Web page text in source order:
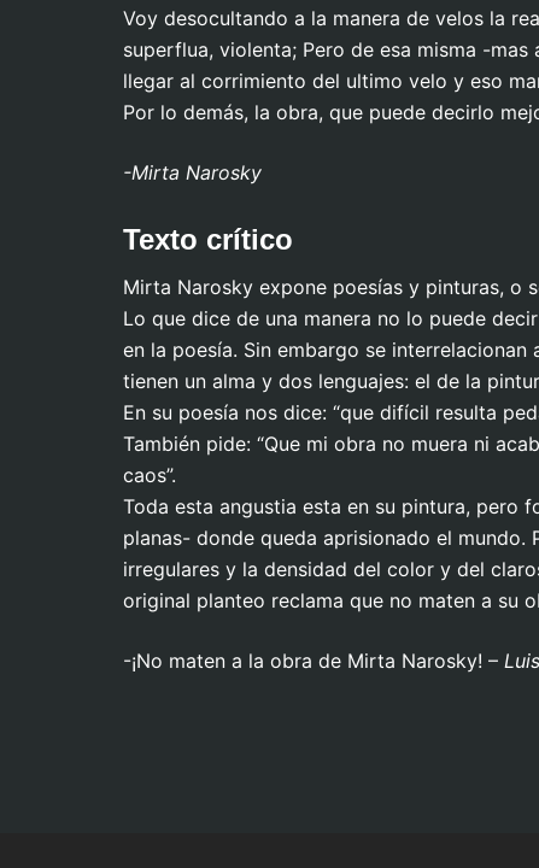
Voy desocultando a la manera de velos la
superflua, violenta; Pero de esa misma -
llegar al corrimiento del ultimo velo y eso
Por lo demás, la obra, que puede decirlo
-Mirta Narosky
Texto crítico
Mirta Narosky expone poesías y pinturas, o
Lo que dice de una manera no lo puede
en la poesía. Sin embargo se
tienen un alma y dos lenguajes: el de la
En su poesía nos dice: “que difícil resulta
También pide: “Que mi obra no muera ni
caos”.
Toda esta angustia esta en su pintura, pero
planas- donde queda aprisionado el mundo.
irregulares y la densidad del color y del
original planteo reclama que no maten a su
-¡No maten a la obra de Mirta Narosky! –